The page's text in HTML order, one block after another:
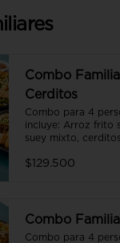
Combo
Cerditos
Combo para 4
incluye: Arroz frito
suey mixto,
sirven en plato
$129.500
Combo
Combo para 4